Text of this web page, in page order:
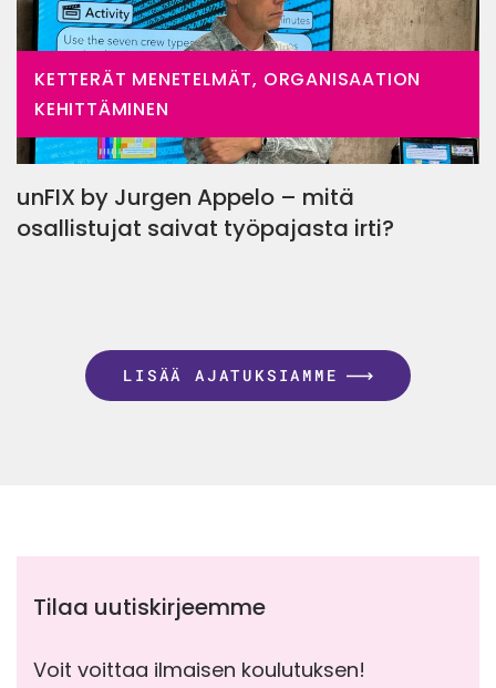
KETTERÄT MENETELMÄT, ORGANISAATION
KEHITTÄMINEN
unFIX by Jurgen Appelo – mitä
osallistujat saivat työpajasta irti?
LISÄÄ AJATUKSIAMME
Tilaa uutiskirjeemme
Voit voittaa ilmaisen koulutuksen!